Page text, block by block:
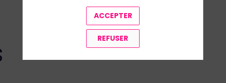
ACCEPTER
REFUSER